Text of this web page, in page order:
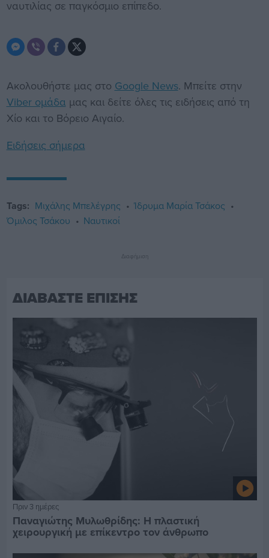
ναυτιλίας σε παγκόσμιο επίπεδο.
Ακολουθήστε μας στο Google News. Μπείτε στην
Viber ομάδα μας και δείτε όλες τις ειδήσεις από τη
Χίο και το Βόρειο Αιγαίο.
Ειδήσεις σήμερα
Tags: Μιχάλης Μπελέγρης
Ίδρυμα Μαρία Τσάκος
Όμιλος Τσάκου
Ναυτικοί
Διαφήμιση
ΔΙΑΒΑΣΤΕ ΕΠΙΣΗΣ
Πριν 3 ημέρες
Παναγιώτης Μυλωθρίδης: Η πλαστική
χειρουργική με επίκεντρο τον άνθρωπο